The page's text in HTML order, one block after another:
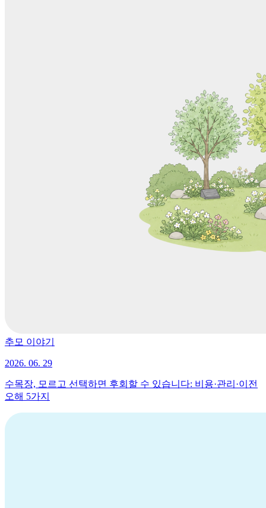
추모 이야기
2026. 06. 29
수목장, 모르고 선택하면 후회할 수 있습니다: 비용·관리·이전
오해 5가지